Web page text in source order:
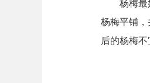
杨梅最
杨梅平铺
后的杨梅不